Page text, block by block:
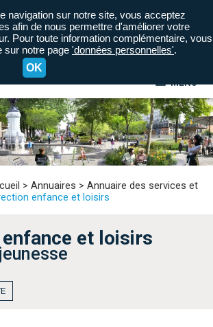
MENU
A= A- A+
> Annuaires > Annuaire des services et
enfance et loisirs
et loisirs
navigation sur notre site, vous acceptez
afin de nous permettre d'améliorer votre
Pour toute information complémentaire, vous
sur notre page 'données personnelles'.
OK